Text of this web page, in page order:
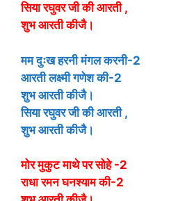
सिया रघुवर जी की आरती ,
शुभ आरती कीजै।
मम दुःख हरनी मंगल करनी-2
आरती लक्ष्मी गणेश की-2
शुभ आरती कीजै।
सिया रघुवर जी की आरती ,
शुभ आरती कीजै।
मोर मुकुट माथे पर सोहे -2
राधा रमन घनश्याम की-2